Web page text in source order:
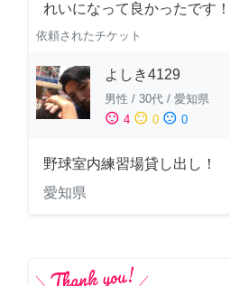
れいになって良かったです！
依頼されたチケット
よしき4129
男性 / 30代 / 愛知県
sentiment_satisfied 4 sentiment_neutral 0 sentiment_dissatisfied 0
野球室内練習場貸し出し！
愛知県